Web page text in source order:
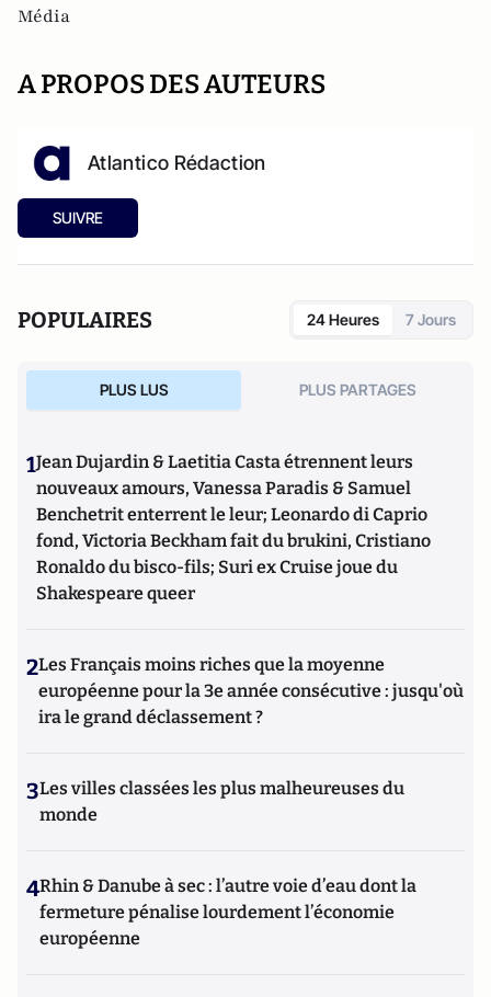
Média
A PROPOS DES AUTEURS
Atlantico Rédaction
SUIVRE
POPULAIRES 24 Heures 7 Jours
PLUS LUS PLUS PARTAGES
1Jean Dujardin & Laetitia Casta étrennent leurs
nouveaux amours, Vanessa Paradis & Samuel
Benchetrit enterrent le leur; Leonardo di Caprio
fond, Victoria Beckham fait du brukini, Cristiano
Ronaldo du bisco-fils; Suri ex Cruise joue du
Shakespeare queer
2Les Français moins riches que la moyenne
européenne pour la 3e année consécutive : jusqu'où
ira le grand déclassement ?
3Les villes classées les plus malheureuses du
monde
4Rhin & Danube à sec : l’autre voie d’eau dont la
fermeture pénalise lourdement l’économie
européenne